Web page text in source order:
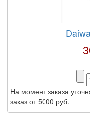
На момент заказа
заказ от 5000 руб.